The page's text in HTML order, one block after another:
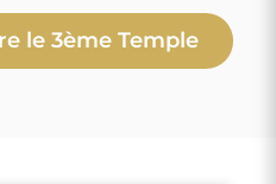
le 3ème Temple